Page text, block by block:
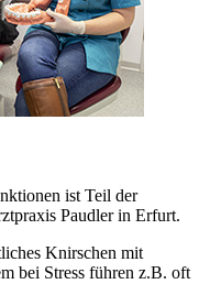
ist Teil der
Paudler in Erfurt.
Knirschen mit
bei Stress führen z.B. oft